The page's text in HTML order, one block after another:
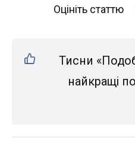
Оцініть статтю
Тисни
найкращі